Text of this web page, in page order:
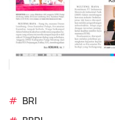
# BRI